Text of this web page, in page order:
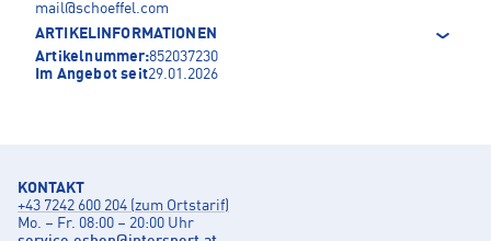
mail@schoeffel.com
ARTIKELINFORMATIONEN
Artikelnummer:852037230
Im Angebot seit29.01.2026
KONTAKT
+43 7242 600 204 (zum Ortstarif)
Mo. – Fr. 08:00 – 20:00 Uhr